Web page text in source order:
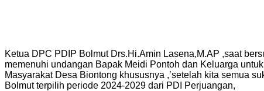
Ketua DPC PDIP Bolmut Drs.Hi.Amin Lasena,M.AP ,saat
memenuhi undangan Bapak Meidi Pontoh dan Keluarga
Masyarakat Desa Biontong khususnya ,’setelah kita semua
Bolmut terpilih periode 2024-2029 dari PDI Perjuangan,